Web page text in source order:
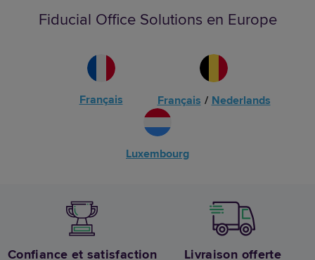
Fiducial Office Solutions en Europe
Français Français / Nederlands
Luxembourg
Confiance et satisfaction Livraison offerte